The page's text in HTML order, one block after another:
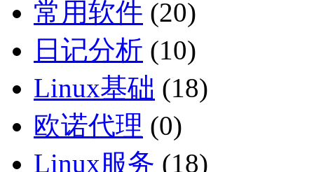
常用软件 (20)
日记分析 (10)
Linux基础 (18)
欧诺代理 (0)
Linux服务 (18)